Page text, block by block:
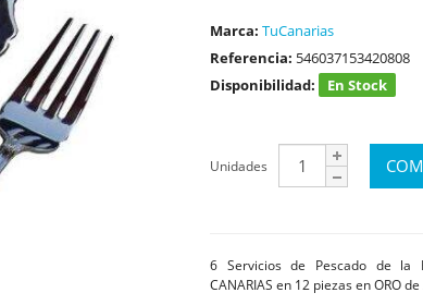
Marca: TuCanarias
Referencia: 546037153420808
Disponibilidad:
En Stock
Unidades
6 Servicios de Pescado de la
CANARIAS en 12 piezas en ORO